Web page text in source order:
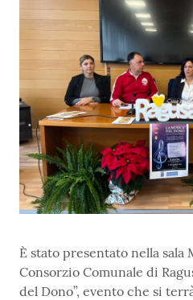
È stato presentato nella sala
Consorzio Comunale di
del Dono”, evento che si